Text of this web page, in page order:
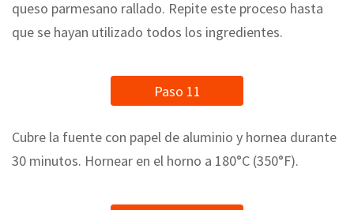
queso parmesano rallado. Repite este proceso hasta
que se hayan utilizado todos los ingredientes.
Paso 11
Cubre la fuente con papel de aluminio y hornea durante
30 minutos. Hornear en el horno a 180°C (350°F).